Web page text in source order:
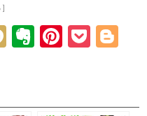
MixiEvernote